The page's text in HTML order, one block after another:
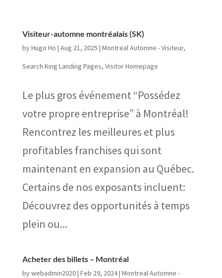
Visiteur-automne montréalais (SK)
byHugo Ho | Aug 21, 2025 | Montreal Automne - Visiteur,
Search King Landing Pages, Visitor Homepage
Le plus gros événement “Possédez
votre propre entreprise” à Montréal!
Rencontrez les meilleures et plus
profitables franchises qui sont
maintenant en expansion au Québec.
Certains de nos exposants incluent:
Découvrez des opportunités à temps
plein ou...
Acheter des billets – Montréal
bywebadmin2020| Feb 29, 2024| Montreal Automne -